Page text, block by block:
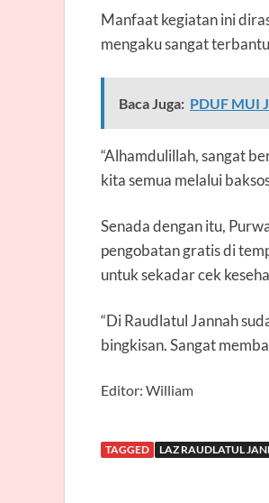
Manfaat kegiatan ini
mengaku sangat
Baca Juga: PDUF MUI
“Alhamdulillah, sangat
kita semua melalui
Senada dengan itu,
pengobatan gratis di
untuk sekadar cek
“Di Raudlatul Jannah
bingkisan. Sangat
Editor: William
TAGGED LAZ RAUDLATUL